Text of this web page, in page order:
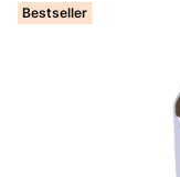
Bestseller